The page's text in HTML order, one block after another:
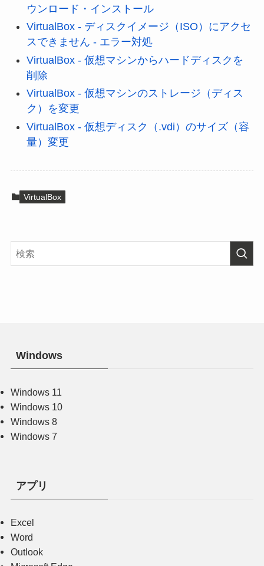
ウンロード・インストール
VirtualBox - ディスクイメージ（ISO）にアクセ
スできません - エラー対処
VirtualBox - 仮想マシンからハードディスクを
削除
VirtualBox - 仮想マシンのストレージ（ディス
ク）を変更
VirtualBox - 仮想ディスク（.vdi）のサイズ（容
量）変更
VirtualBox
Windows
Windows 11
Windows 10
Windows 8
Windows 7
アプリ
Excel
Word
Outlook